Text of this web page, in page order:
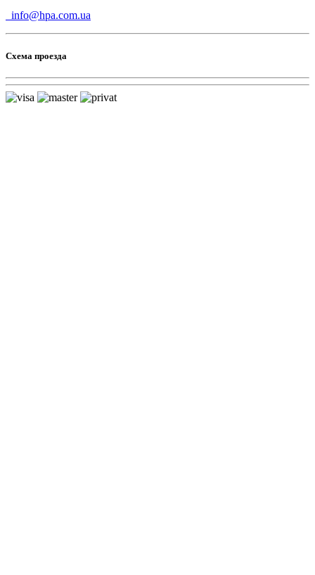
info@hpa.com.ua
Схема проезда